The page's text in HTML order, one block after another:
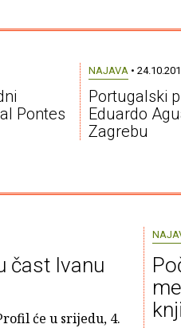
Pontes
NAJAVA•
Portugalski
Eduardo
Zagrebu
čast Ivanu
će u srijedu, 4.